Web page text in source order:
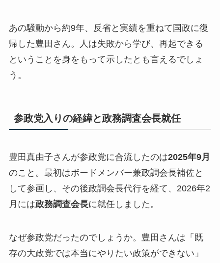
あの騒動から約9年、反省と実績を重ねて国政に復
帰 した豊田さん。人は失敗から学び、再起できる
ということを身をもって示したとも言えるでしょ
う。
参政党入りの経緯と政務調査会長就任
豊田真由子さんが参政党に合流したのは2025年9月
のこと。最初はボードメンバー兼政調会長補佐と
して参画し、その後政調会長代行を経て、2026年2
月には政務調査会長に就任しました。
なぜ参政党だったのでしょうか。豊田さんは「既
存の大政党では本当にやりたい政策ができない」